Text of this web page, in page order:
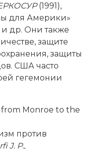
(1991),
для Америки»
и др. Они также
защите
защиты
США часто
гегемонии
from Monroe to the
против
J. P.,